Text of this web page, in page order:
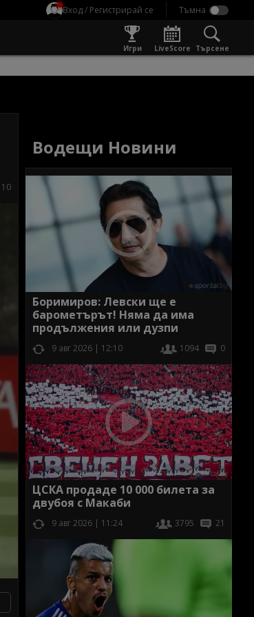
Вход / Регистрирай се
Игри LiveScore Търсене
10
Водещи Новини
Боримиров: Левски ще е
барометърът! Няма да има
продължения или дузпи
9 авг 2026 | 12:10 1094 0
ЦСКА продаде 10 000 билета за
двубоя с Макаби
9 авг 2026 | 11:24 3795 21